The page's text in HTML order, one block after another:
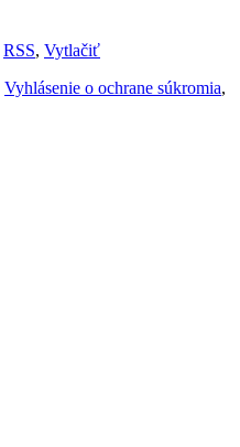
RSS, Vytlačiť
Vyhlásenie o ochrane súkromia,